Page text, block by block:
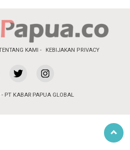
KAMI KEBIJAKAN PRIVACY
PT KABAR PAPUA GLOBAL